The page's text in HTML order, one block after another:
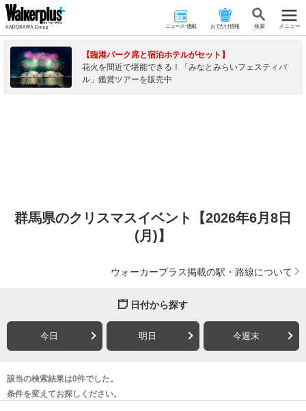
ニュース･連載 おでかけ情報 検 索 メニュー
【臨港パーク席と宿泊ホテルがセット】
花火を間近で堪能できる！「みなとみらいフェスティバ
ル」鑑賞ツアーを販売中
群馬県のクリスマスイベント【2026年6月8日
(月)】
ウォーカープラス掲載の駅・路線について
日付から探す
今日 明日 今週末
該当の検索結果は0件でした。
条件を変えてお探しください。